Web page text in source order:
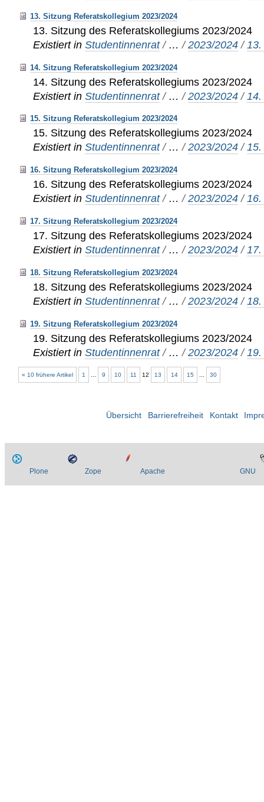
13. Sitzung Referatskollegium 2023/2024
13. Sitzung des Referatskollegiums 2023/2024
Existiert in Studentinnenrat / …/2023/2024 /
14. Sitzung Referatskollegium 2023/2024
14. Sitzung des Referatskollegiums 2023/2024
Existiert in Studentinnenrat / …/2023/2024 /
15. Sitzung Referatskollegium 2023/2024
15. Sitzung des Referatskollegiums 2023/2024
Existiert in Studentinnenrat / …/2023/2024 /
16. Sitzung Referatskollegium 2023/2024
16. Sitzung des Referatskollegiums 2023/2024
Existiert in Studentinnenrat / …/2023/2024 /
17. Sitzung Referatskollegium 2023/2024
17. Sitzung des Referatskollegiums 2023/2024
Existiert in Studentinnenrat / …/2023/2024 /
18. Sitzung Referatskollegium 2023/2024
18. Sitzung des Referatskollegiums 2023/2024
Existiert in Studentinnenrat / …/2023/2024 /
19. Sitzung Referatskollegium 2023/2024
19. Sitzung des Referatskollegiums 2023/2024
Existiert in Studentinnenrat / …/2023/2024 /
« 10 frühere Artikel 1 9 10 11 12 13 14 15 30
Übersicht Barrierefreiheit Kontakt
Plone Zope Apache GNU